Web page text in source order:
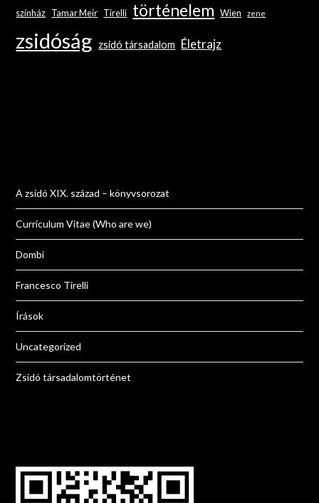
színház Tamar Meir Tirelli történelem Wien zene
zsidóság zsidó társadalom Életrajz
A zsidó XIX. század – könyvsorozat
Curriculum Vitae (Who are we)
Dombi
Francesco Tirelli
Írások
Uncategorized
Zsidó társadalomtörténet